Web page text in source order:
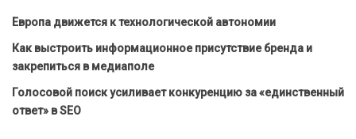
Европа движется к технологической автономии
Как выстроить информационное присутствие бренда и
закрепиться в медиаполе
Голосовой поиск усиливает конкуренцию за «единственный
ответ» в SEO